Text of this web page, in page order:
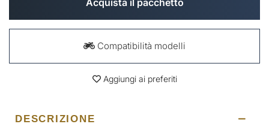
1xMarmitta bassa
Codice: 1611Low
Più informazioni ...
Più informazioni ...
Acquista il pacchetto
Compatibilità modelli
Aggiungi ai preferiti
DESCRIZIONE